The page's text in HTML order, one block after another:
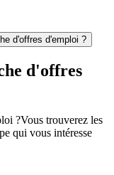
d'offres d'emploi ?
d'offres
?Vous trouverez les
qui vous intéresse